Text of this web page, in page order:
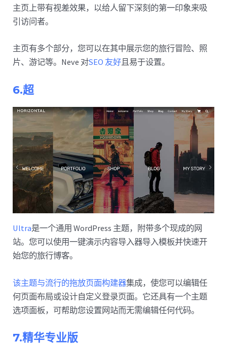
主页上带有视差效果，以给人留下深刻的第一印象来吸
引访问者。
主页有多个部分，您可以在其中展示您的旅行冒险、照
片、游记等。Neve 对SEO 友好且易于设置。
6.超
Ultra是一个通用 WordPress 主题，附带多个现成的网
站。您可以使用一键演示内容导入器导入模板并快速开
始您的旅行博客。
该主题与流行的拖放页面构建器集成，使您可以编辑任
何页面布局或设计自定义登录页面。它还具有一个主题
选项面板，可帮助您设置网站而无需编辑任何代码。
7.精华专业版